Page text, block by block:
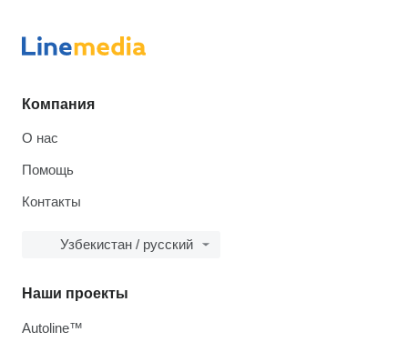
Компания
О нас
Помощь
Контакты
Узбекистан / русский
Наши проекты
Autoline™